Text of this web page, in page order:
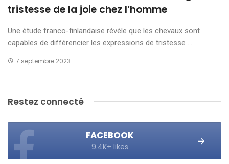
tristesse de la joie chez l’homme
Une étude franco-finlandaise révèle que les chevaux sont
capables de différencier les expressions de tristesse ...
7 septembre 2023
Restez connecté
FACEBOOK
9.4K+ likes